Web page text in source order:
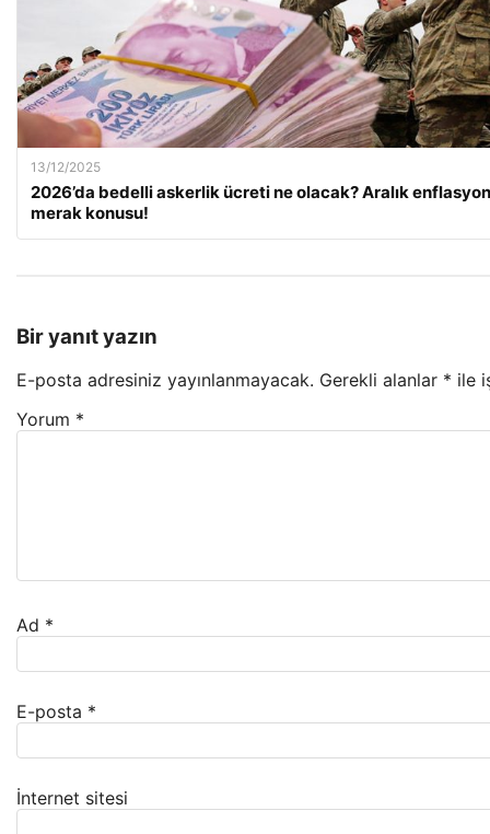
13/12/2025
2026’da bedelli askerlik ücreti ne olacak? Aralık
merak konusu!
Bir yanıt yazın
E-posta adresiniz yayınlanmayacak. Gerekli alanlar * ile
Yorum *
Ad *
E-posta *
İnternet sitesi